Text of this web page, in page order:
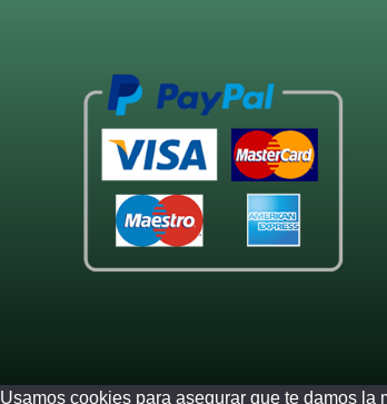
Usamos cookies para asegurar que te damos